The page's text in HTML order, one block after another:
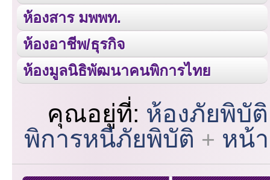
ห้องสาร มพพท.
ห้องอาชีพ/ธุรกิจ
ห้องมูลนิธิพัฒนาคนพิการไทย
คุณอยู่ที่: ห้องภัยพิบัติ
พิการหนีภัยพิบัติ
หน้